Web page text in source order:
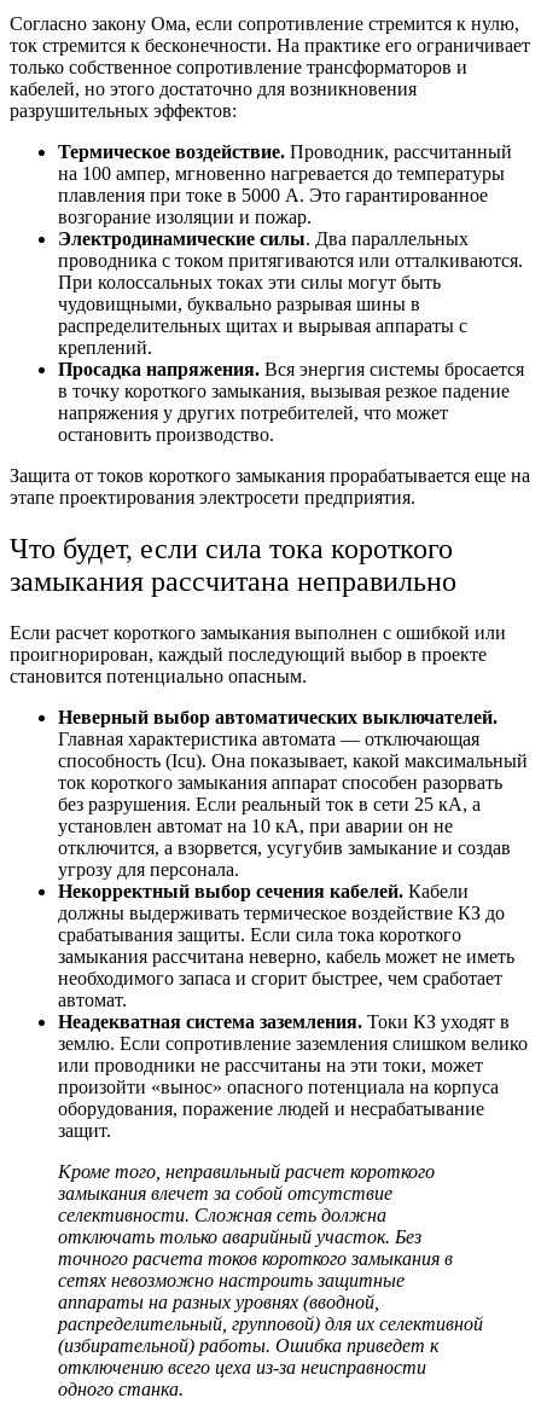
Согласно закону Ома, если сопротивление стремится к нулю,
ток стремится к бесконечности. На практике его ограничивает
только собственное сопротивление трансформаторов и
кабелей, но этого достаточно для возникновения
разрушительных эффектов:
Термическое воздействие. Проводник, рассчитанный
на 100 ампер, мгновенно нагревается до температуры
плавления при токе в 5000 А. Это гарантированное
возгорание изоляции и пожар.
Электродинамические силы. Два параллельных
проводника с током притягиваются или отталкиваются.
При колоссальных токах эти силы могут быть
чудовищными, буквально разрывая шины в
распределительных щитах и вырывая аппараты с
креплений.
Просадка напряжения. Вся энергия системы бросается
в точку короткого замыкания, вызывая резкое падение
напряжения у других потребителей, что может
остановить производство.
Защита от токов короткого замыкания прорабатывается еще на
этапе проектирования электросети предприятия.
Что будет, если сила тока короткого
замыкания рассчитана неправильно
Если расчет короткого замыкания выполнен с ошибкой или
проигнорирован, каждый последующий выбор в проекте
становится потенциально опасным.
Неверный выбор автоматических выключателей.
Главная характеристика автомата — отключающая
способность (Icu). Она показывает, какой максимальный
ток короткого замыкания аппарат способен разорвать
без разрушения. Если реальный ток в сети 25 кА, а
установлен автомат на 10 кА, при аварии он не
отключится, а взорвется, усугубив замыкание и создав
угрозу для персонала.
Некорректный выбор сечения кабелей. Кабели
должны выдерживать термическое воздействие КЗ до
срабатывания защиты. Если сила тока короткого
замыкания рассчитана неверно, кабель может не иметь
необходимого запаса и сгорит быстрее, чем сработает
автомат.
Неадекватная система заземления. Токи КЗ уходят в
землю. Если сопротивление заземления слишком велико
или проводники не рассчитаны на эти токи, может
произойти «вынос» опасного потенциала на корпуса
оборудования, поражение людей и несрабатывание
защит.
Кроме того, неправильный расчет короткого
замыкания влечет за собой отсутствие
селективности. Сложная сеть должна
отключать только аварийный участок. Без
точного расчета токов короткого замыкания в
сетях невозможно настроить защитные
аппараты на разных уровнях (вводной,
распределительный, групповой) для их селективной
(избирательной) работы. Ошибка приведет к
отключению всего цеха из-за неисправности
одного станка.